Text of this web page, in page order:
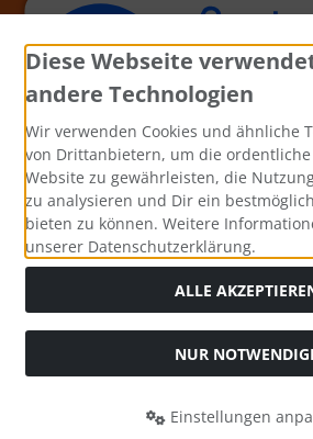
Alle Preise inkl. gesetzl. MwSt. zzgl.
bei Bastel-Welt
Diese Webseite
andere Technologien
Wir verwenden Cookies und ähnliche
von Drittanbietern, um die
Website zu gewährleisten, die
zu analysieren und Dir ein
bieten zu können. Weitere
unserer Datenschutzerklärung.
ALLE
NUR
Einstellungen